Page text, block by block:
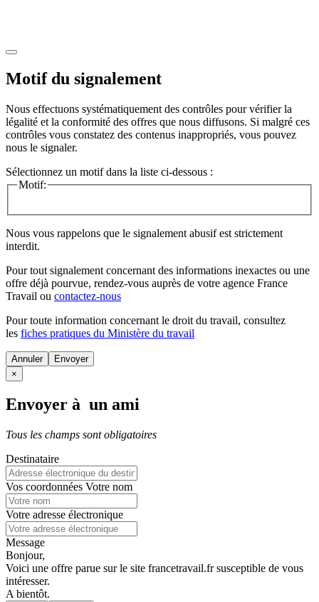
Motif du signalement
Nous effectuons systématiquement des contrôles pour vérifier la
légalité et la conformité des offres que nous diffusons. Si malgré ces
contrôles vous constatez des contenus inappropriés, vous pouvez
nous le signaler.
Sélectionnez un motif dans la liste ci-dessous :
Motif:
Nous vous rappelons que le signalement abusif est strictement
interdit.
Pour tout signalement concernant des informations inexactes ou une
offre déjà pourvue, rendez-vous auprès de votre agence France
Travail ou contactez-nous
Pour toute information concernant le droit du travail, consultez
les fiches pratiques du Ministère du travail
Annuler
×
Envoyer à un ami
Tous les champs sont obligatoires
Destinataire
Vos coordonnées Votre nom
Votre adresse électronique
Message
Bonjour,
Voici une offre parue sur le site francetravail.fr susceptible de vous
intéresser.
A bientôt.